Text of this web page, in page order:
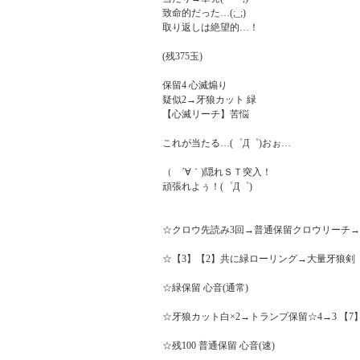
致命的だった…(;_;)
取り返しは絶望的…！
(残375玉)
保留4 心滅煽り
疑似2→牙狼カット 緑
【心滅リーチ】苦悩
これが当たる…(゜Д゜)おぉ…
（　´∀｀)隠れＳＴ突入！
頑張れよぅ！(゜Д゜)
☆クロウ先読み3回→普通保留クロウリーチ
☆【3】【2】共に緑ローリング→大量牙狼剣
☆緑保留 心音(通常)
☆牙狼カット白×2→トランプ保留☆4→3 【7
☆残100 普通保留 心音(速)